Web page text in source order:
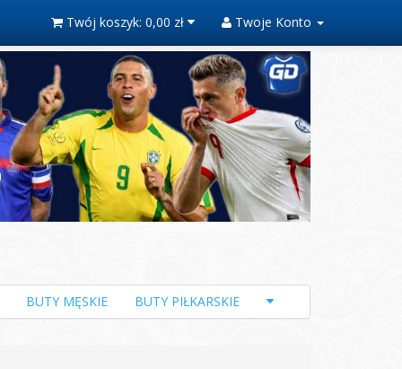
Twój koszyk: 0,00 zł Twoje Konto
BUTY MĘSKIE BUTY PIŁKARSKIE